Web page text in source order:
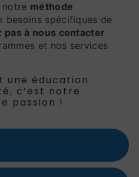
notre méthode
besoins spécifiques de
pas à nous contacter
et nos services
éducation
c’est notre
passion !